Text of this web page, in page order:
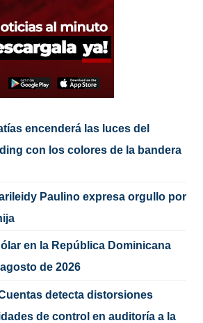
encenderá las luces del
con los colores de la bandera
Paulino expresa orgullo por
en la República Dominicana
de 2026
detecta distorsiones
de control en auditoría a la